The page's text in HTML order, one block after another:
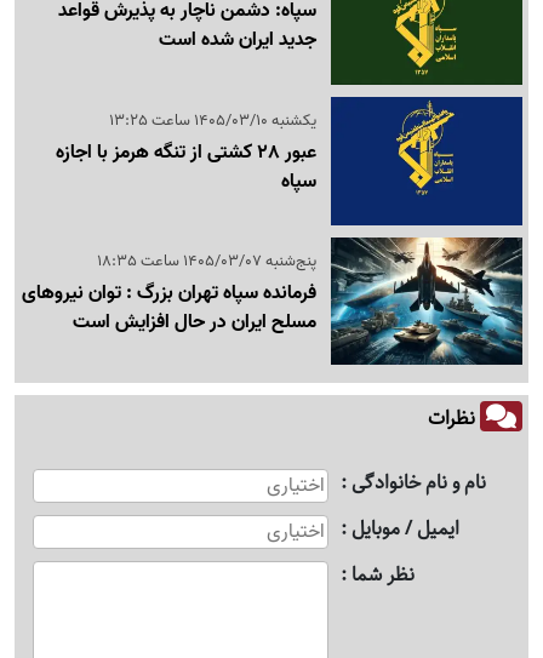
سپاه: دشمن ناچار به پذیرش قواعد
جدید ایران شده است
یکشنبه 1405/03/10 ساعت 13:25
عبور 28 کشتی از تنگه هرمز با اجازه
سپاه
پنج‌شنبه 1405/03/07 ساعت 18:35
فرمانده سپاه تهران بزرگ : توان نیروهای
مسلح ایران در حال افزایش است
نظرات
نام و نام خانوادگی
ایمیل / موبایل
نظر شما